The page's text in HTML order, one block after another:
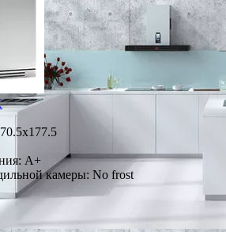
A+
камеры: No frost